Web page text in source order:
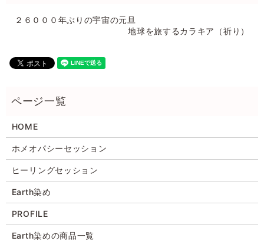
２６０００年ぶりの宇宙の元旦
地球を旅するカラキア（祈り）
HOME
ホメオパシーセッション
ヒーリングセッション
Earth染め
PROFILE
Earth染めの商品一覧